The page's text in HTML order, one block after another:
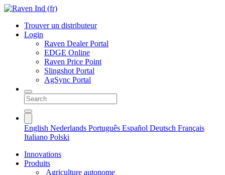
Trouver un distributeur
Login
Raven Dealer Portal
EDGE Online
Raven Price Point
Slingshot Portal
AgSync Portal
English Nederlands Português Español Deutsch Français
Italiano Polski
Innovations
Produits
Agriculture autonome